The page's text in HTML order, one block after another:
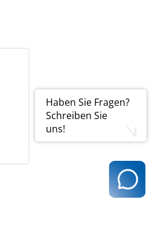
Haben Sie Fragen?
Schreiben Sie
uns!